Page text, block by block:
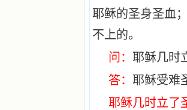
耶稣的圣身圣血
不上的。
问： 耶稣几时
答： 耶稣受难
耶稣几时立了